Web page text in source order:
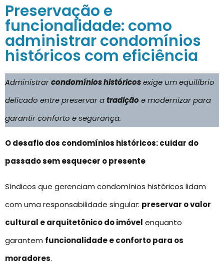
Preservação e
funcionalidade: como
administrar condomínios
históricos com eficiência
Administrarcondomínios históricosexige um equilíbrio
delicado entre preservar atradiçãoe modernizar para
garantir conforto e segurança.
O desafio dos condomínios históricos: cuidar do
passado sem esquecer o presente
Síndicos que gerenciam condomínios históricos lidam
com uma responsabilidade singular: preservar o valor
cultural e arquitetônico do imóvel enquanto
garantem funcionalidade e conforto para os
moradores.